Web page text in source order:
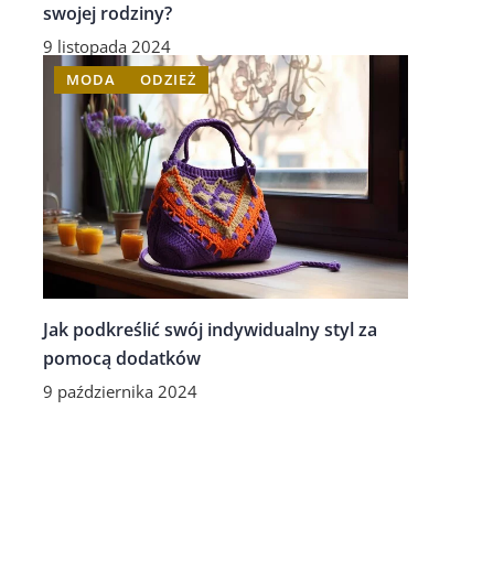
swojej rodziny?
9 listopada 2024
MODA ODZIEŻ
Jak podkreślić swój indywidualny styl za
pomocą dodatków
9 października 2024